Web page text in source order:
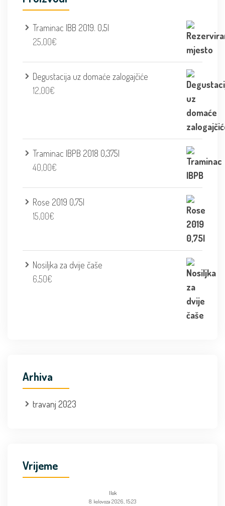
Traminac IBB 2019. 0,5l
25,00€
Degustacija uz domaće zalogajčiće
12,00€
Traminac IBPB 2018 0,375l
40,00€
Rose 2019 0,75l
15,00€
Nosiljka za dvije čaše
6,50€
Arhiva
travanj 2023
Vrijeme
Ilok
8. kolovoza 2026., 15:23